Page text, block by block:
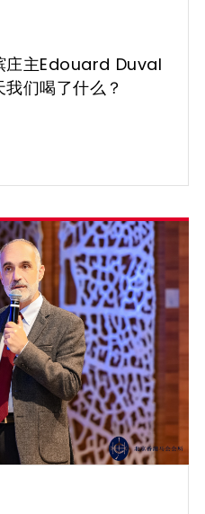
庄主Edouard Duval
们喝了什么？